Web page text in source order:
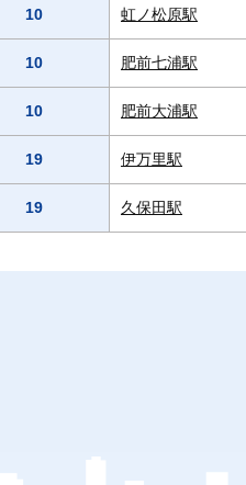
10 虹ノ松原駅
10 肥前七浦駅
10 肥前大浦駅
19 伊万里駅
19 久保田駅